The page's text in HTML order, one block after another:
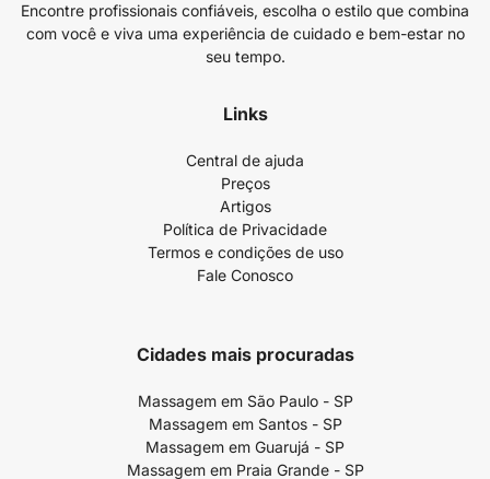
Encontre profissionais confiáveis, escolha o estilo que combina
com você e viva uma experiência de cuidado e bem-estar no
seu tempo.
Links
Central de ajuda
Preços
Artigos
Política de Privacidade
Termos e condições de uso
Fale Conosco
Cidades mais procuradas
Massagem em São Paulo - SP
Massagem em Santos - SP
Massagem em Guarujá - SP
Massagem em Praia Grande - SP